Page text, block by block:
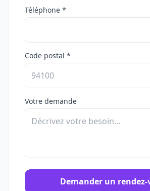
Téléphone *
Code postal *
Votre demande
Demander un rendez-